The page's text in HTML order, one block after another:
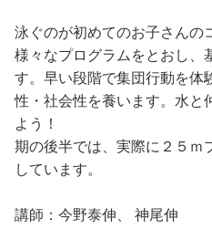
泳ぐのが初めてのお子さんの
様々なプログラムをとおし、
す。早い段階で集団行動を体
性・社会性を養います。水と
よう！
期の後半では、実際に２５ｍ
しています。
講師：今野泰伸、 神尾伸